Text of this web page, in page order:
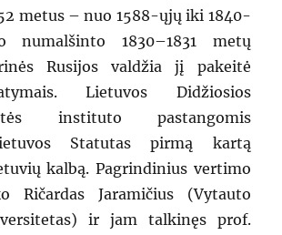
metus – nuo 1588-ųjų iki 1840-
1830–1831 metų
Rusijos valdžia jį pakeitė
Lietuvos Didžiosios
instituto pastangomis
Statutas pirmą kartą
kalbą. Pagrindinius vertimo
Ričardas Jaramičius (Vytauto
ir jam talkinęs prof.